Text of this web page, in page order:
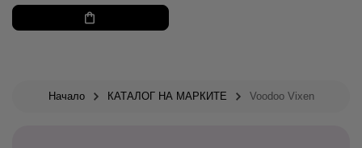
Начало КАТАЛОГ НА МАРКИТЕ Voodoo Vixen